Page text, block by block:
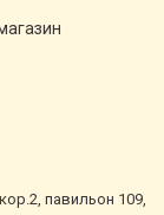
павильон 109,